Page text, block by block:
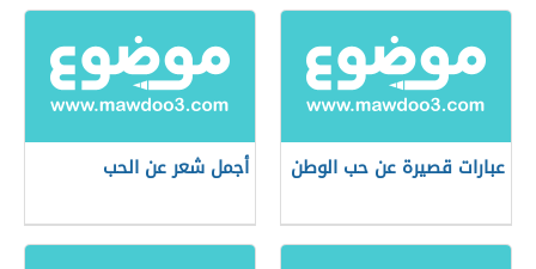
عبارات قصيرة عن حب الوطن أجمل شعر عن الحب